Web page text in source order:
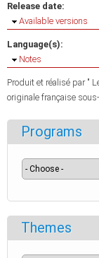
Release date:
Hide
Available versions
Language(s):
Hide
Notes
Produit et réalisé par "
originale française
Programs
Themes